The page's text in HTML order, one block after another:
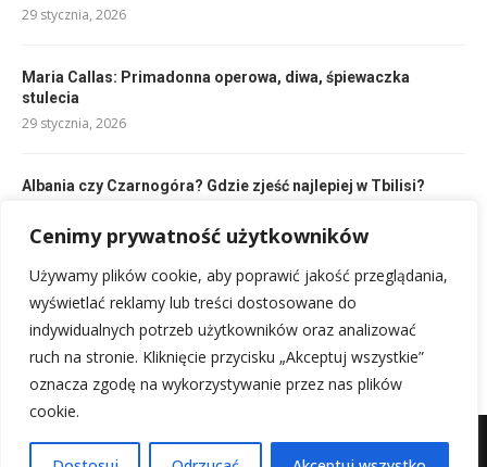
Cenimy prywatność użytkowników
Używamy plików cookie, aby poprawić jakość przeglądania,
wyświetlać reklamy lub treści dostosowane do
indywidualnych potrzeb użytkowników oraz analizować
ruch na stronie. Kliknięcie przycisku „Akceptuj wszystkie”
oznacza zgodę na wykorzystywanie przez nas plików
cookie.
29 stycznia, 2026
Maria Callas: Primadonna operowa, diwa, śpiewaczka
stulecia
29 stycznia, 2026
Albania czy Czarnogóra? Gdzie zjeść najlepiej w Tbilisi?
Scarlett Johansson – biografia, kariera, życie prywatne
Johansson
29 stycznia, 2026
Mapa witryny Kontakt z nami